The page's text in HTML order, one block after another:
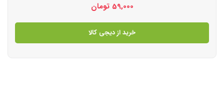
59,000 تومان
خرید از دیجی کالا